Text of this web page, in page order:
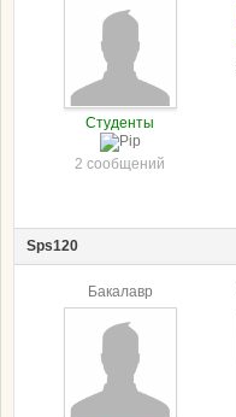
Студенты
2 сообщений
Sps120
Бакалавр